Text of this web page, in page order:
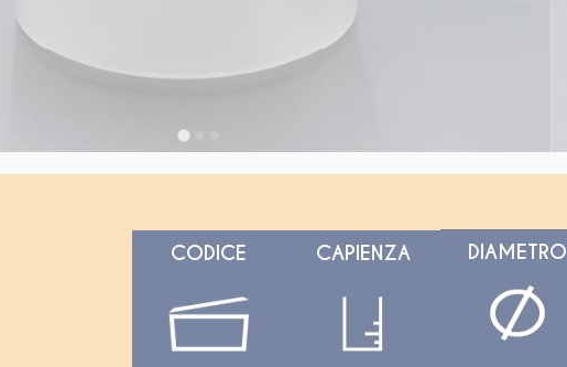
CODICE CAPIENZA DIAMETRO